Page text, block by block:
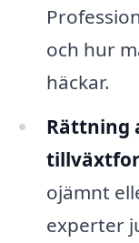
och hur
häckar.
Rättning
ojämnt
experter